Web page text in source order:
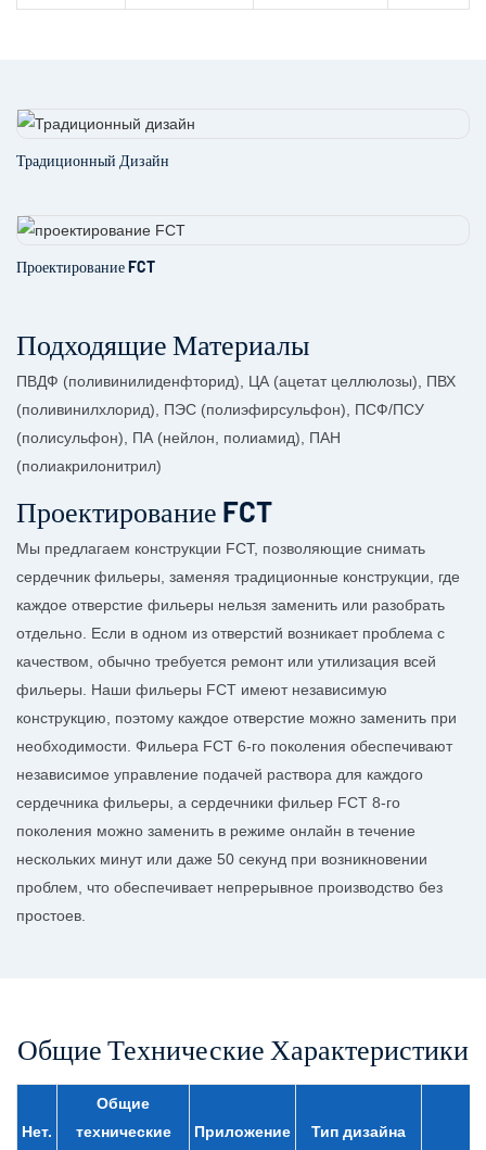
Подходящие Материалы
ПВДФ (поливинилиденфторид), ЦА (ацетат целлюлозы), ПВХ
(поливинилхлорид), ПЭС (полиэфирсульфон), ПСФ/ПСУ
(полисульфон), ПА (нейлон, полиамид), ПАН
(полиакрилонитрил)
Проектирование FCT
Мы предлагаем конструкции FCT, позволяющие снимать
сердечник фильеры, заменяя традиционные конструкции, где
каждое отверстие фильеры нельзя заменить или разобрать
отдельно. Если в одном из отверстий возникает проблема с
качеством, обычно требуется ремонт или утилизация всей
фильеры. Наши фильеры FCT имеют независимую
конструкцию, поэтому каждое отверстие можно заменить при
необходимости. Фильера FCT 6-го поколения обеспечивают
независимое управление подачей раствора для каждого
сердечника фильеры, а сердечники фильер FCT 8-го
поколения можно заменить в режиме онлайн в течение
нескольких минут или даже 50 секунд при возникновении
проблем, что обеспечивает непрерывное производство без
простоев.
Традиционный Дизайн
Проектирование FCT
Общие Технические Характеристики
Нет.
Общие
технические
Приложение Тип дизайна